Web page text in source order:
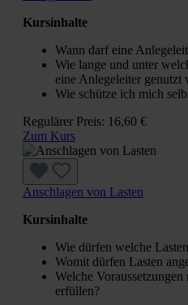
Kursinhalte
Wann darf eine
Wie lange und unter
eine Anlegeleiter genutzt
Wie schütze ich mich
Regulärer Preis: 16,60 €
Zum Kurs
Anschlagen von Lasten
Kursinhalte
Wie dürfen welche
Womit dürfen Lasten
Welche
erfüllen?